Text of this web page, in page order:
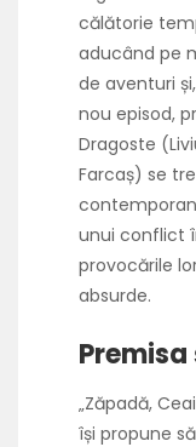
călătorie
aducând pe
de aventuri
nou episod,
Dragoste
Farcaș) se
unui conflict
provocările
absurde.
„Zăpadă,
își propune